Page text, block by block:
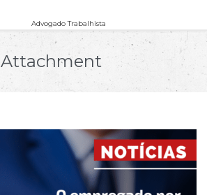
Advogado Trabalhista
Attachment